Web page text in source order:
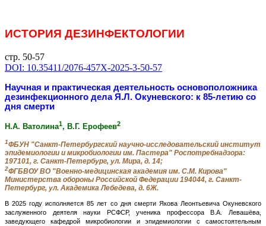
ИСТОРИЯ ДЕЗИНФЕКТОЛОГИИ
стр. 50-57
DOI: 10.35411/2076-457X-2025-3-50-57
Научная и практическая деятельность основоположника
дезинфекционного дела Я.Л. Окуневского: к 85-летию со
дня смерти
Н.А. Ватолина1, В.Г. Ерофеев2
1ФБУН "Санкт-Петербургский научно-исследовательский институт
эпидемиологии и микробиологии им. Пастера" Роспотребнадзора:
197101, г. Санкт-Петербург, ул. Мира, д. 14;
2ФГБВОУ ВО "Военно-медицинская академия им. С.М. Кирова"
Министерства обороны Российской Федерации 194044, г. Санкт-
Петербург, ул. Академика Лебедева, д. 6Ж.
В 2025 году исполняется 85 лет со дня смерти Якова Леонтьевича Окуневского
заслуженного деятеля науки РСФСР, ученика профессора В.А. Левашёва,
заведующего кафедрой микробиологии и эпидемиологии с самостоятельным